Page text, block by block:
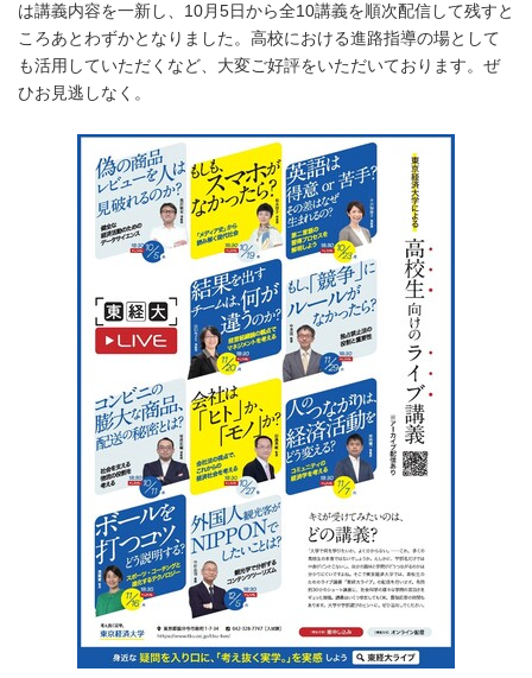
は講義内容を一新し、10月5日から全10講義を順次配信して残すと
ころあとわずかとなりました。高校における進路指導の場として
も活用していただくなど、大変ご好評をいただいております。ぜ
ひお見逃しなく。